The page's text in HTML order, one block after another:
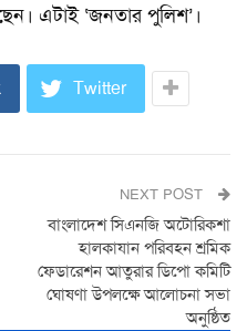
এটাই ‘জনতার পুলিশ’।
Twitter
NEXT POST
বাংলাদেশ সিএনজি অটোরিকশা
হালকাযান পরিবহন শ্রমিক
ফেডারেশন আতুরার ডিপো কমিটি
ঘোষণা উপলক্ষে আলোচনা সভা
অনুষ্ঠিত